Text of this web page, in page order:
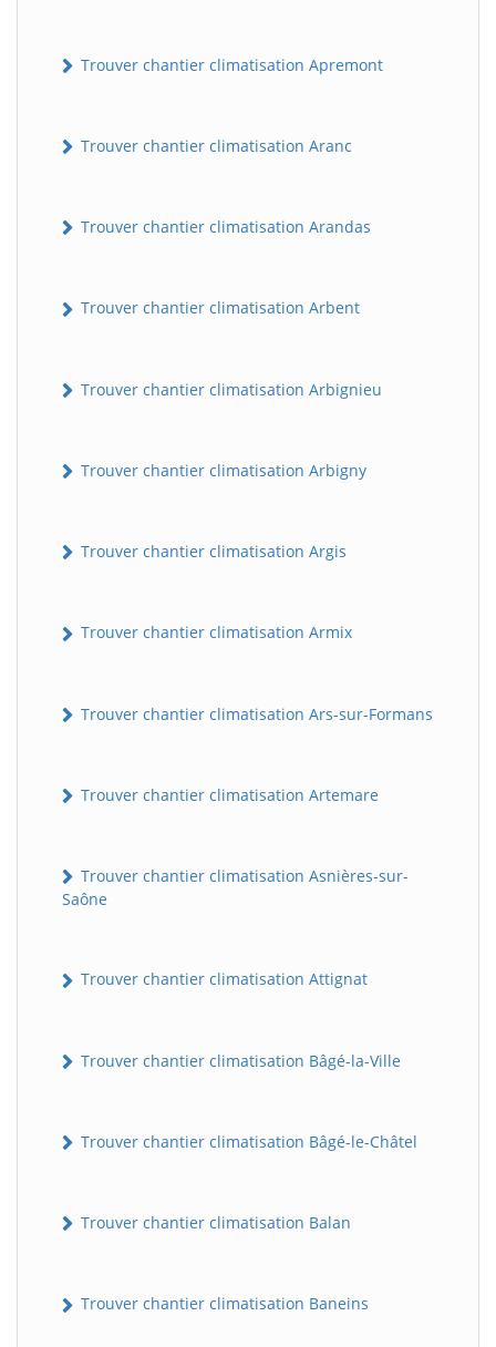
Trouver chantier climatisation Apremont
Trouver chantier climatisation Aranc
Trouver chantier climatisation Arandas
Trouver chantier climatisation Arbent
Trouver chantier climatisation Arbignieu
Trouver chantier climatisation Arbigny
Trouver chantier climatisation Argis
Trouver chantier climatisation Armix
Trouver chantier climatisation Ars-sur-Formans
Trouver chantier climatisation Artemare
Trouver chantier climatisation Asnières-sur-
Saône
Trouver chantier climatisation Attignat
Trouver chantier climatisation Bâgé-la-Ville
Trouver chantier climatisation Bâgé-le-Châtel
Trouver chantier climatisation Balan
Trouver chantier climatisation Baneins